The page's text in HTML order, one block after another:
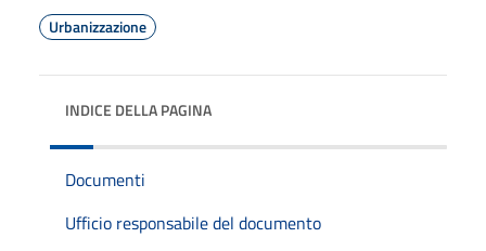
Urbanizzazione
INDICE DELLA PAGINA
Documenti
Ufficio responsabile del documento